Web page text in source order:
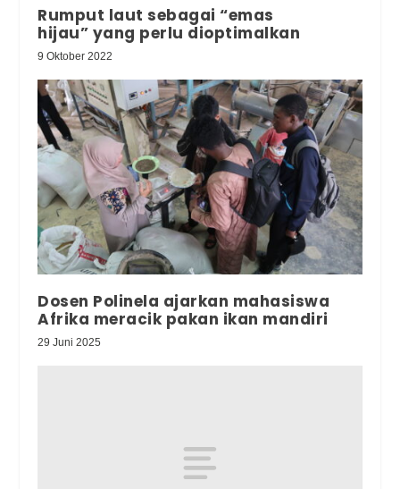
Rumput laut sebagai “emas
hijau” yang perlu dioptimalkan
9 Oktober 2022
Dosen Polinela ajarkan mahasiswa
Afrika meracik pakan ikan mandiri
29 Juni 2025